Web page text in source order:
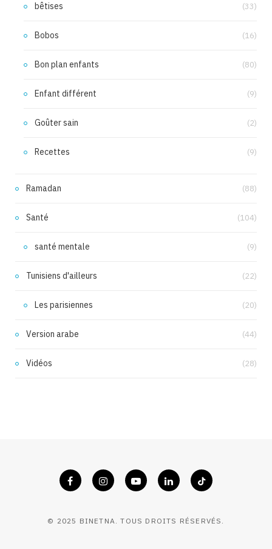
bêtises (33)
Bobos (16)
Bon plan enfants (80)
Enfant différent (9)
Goûter sain (2)
Recettes (9)
Ramadan (88)
Santé (104)
santé mentale (9)
Tunisiens d'ailleurs (22)
Les parisiennes (20)
Version arabe (44)
Vidéos (28)
© 2025 BINETNA. TOUS DROITS RÉSERVÉS.